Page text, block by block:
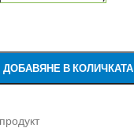
ДОБАВЯНЕ В КОЛИЧКАТА